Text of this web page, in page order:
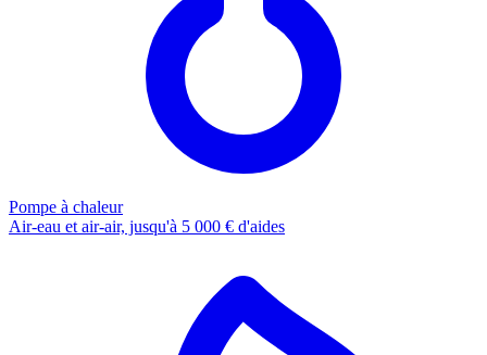
Pompe à chaleur
Air-eau et air-air, jusqu'à 5 000 € d'aides